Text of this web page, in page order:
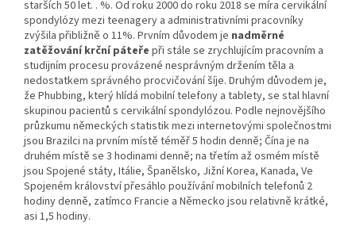
starších 50 let. . %. Od roku 2000 do roku 2018 se míra cervikální
spondylózy mezi teenagery a administrativními pracovníky
zvýšila přibližně o 11%. Prvním důvodem je nadměrné
zatěžování krční páteře při stále se zrychlujícím pracovním a
studijním procesu provázené nesprávným držením těla a
nedostatkem správného procvičování šíje. Druhým důvodem je,
že Phubbing, který hlídá mobilní telefony a tablety, se stal hlavní
skupinou pacientů s cervikální spondylózou. Podle nejnovějšího
průzkumu německých statistik mezi internetovými společnostmi
jsou Brazilci na prvním místě téměř 5 hodin denně; Čína je na
druhém místě se 3 hodinami denně; na třetím až osmém místě
jsou Spojené státy, Itálie, Španělsko, Jižní Korea, Kanada, Ve
Spojeném království přesáhlo používání mobilních telefonů 2
hodiny denně, zatímco Francie a Německo jsou relativně krátké,
asi 1,5 hodiny.